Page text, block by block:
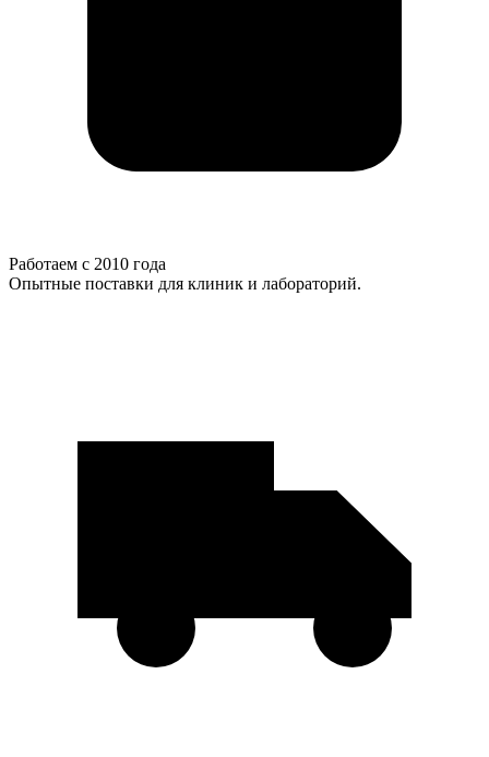
Работаем с 2010 года
Опытные поставки для клиник и лабораторий.